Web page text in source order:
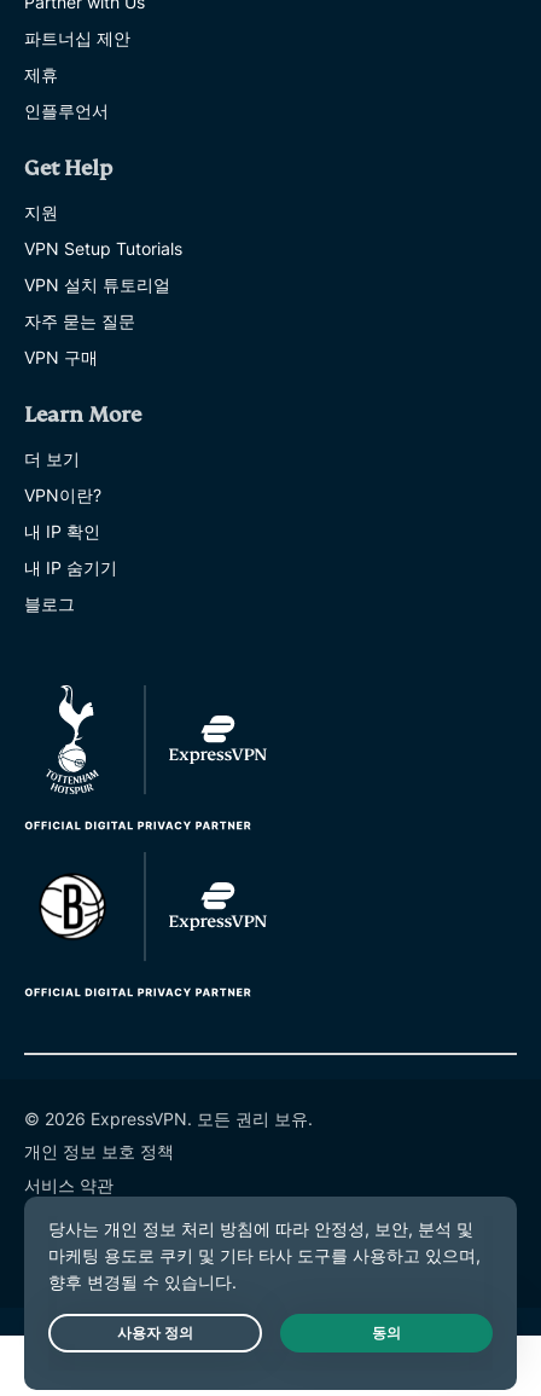
파트너십 제안
제휴
인플루언서
Get Help
지원
VPN Setup Tutorials
VPN 설치 튜토리얼
자주 묻는 질문
VPN 구매
Learn More
더 보기
VPN이란?
내 IP 확인
내 IP 숨기기
블로그
© 2026 ExpressVPN. 모든 권리 보유.
개인 정보 보호 정책
서비스 약관
쿠키 기본 설정
Live Chat